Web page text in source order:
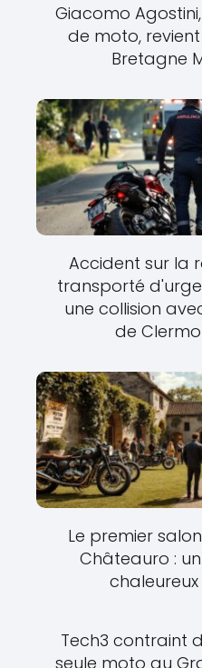
Giacomo
de moto,
Bretagne
Accident sur la
transporté
une collision
de
Le premier
Châteauro :
Tech3 contraint
seule moto au